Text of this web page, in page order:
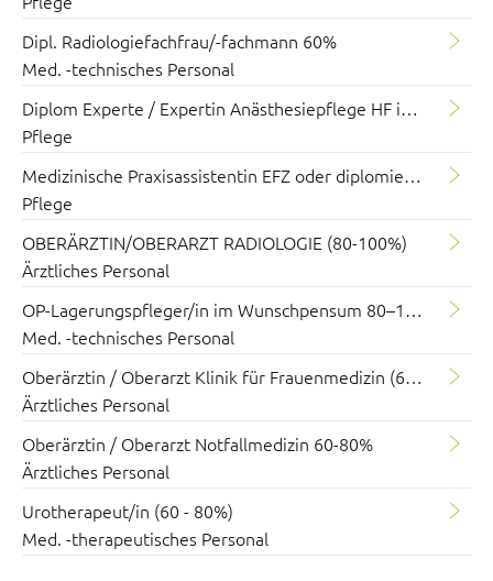
Dipl. Radiologiefachfrau/-fachmann 60%
Med. -technisches Personal
Diplom Experte / Expertin Anästhesiepflege HF im Wunschpensum 40-100%
Pflege
Medizinische Praxisassistentin EFZ oder diplomierte Pflegefachperson HF/FH (80–100%)
Pflege
OBERÄRZTIN/OBERARZT RADIOLOGIE (80-100%)
Ärztliches Personal
OP-Lagerungspfleger/in im Wunschpensum 80–100%
Med. -technisches Personal
Oberärztin / Oberarzt Klinik für Frauenmedizin (60 - 100%)
Ärztliches Personal
Oberärztin / Oberarzt Notfallmedizin 60-80%
Ärztliches Personal
Urotherapeut/in (60 - 80%)
Med. -therapeutisches Personal